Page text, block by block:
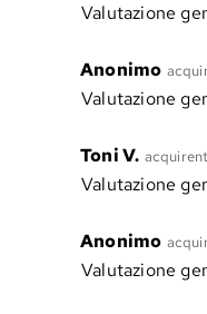
Valutazione
Anonimo
Valutazione
Toni V.
Valutazione
Anonimo
Valutazione